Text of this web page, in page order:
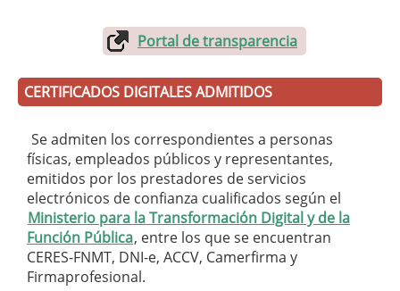
Portal de transparencia
CERTIFICADOS DIGITALES ADMITIDOS
Se admiten los correspondientes a personas
físicas, empleados públicos y representantes,
emitidos por los prestadores de servicios
electrónicos de confianza cualificados según el
Ministerio para la Transformación Digital y de la
Función Pública, entre los que se encuentran
CERES-FNMT, DNI-e, ACCV, Camerfirma y
Firmaprofesional.